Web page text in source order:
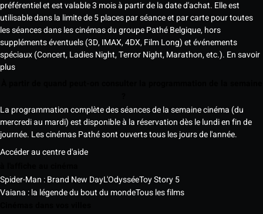
préférentiel et est valable 3 mois à partir de la date d'achat. Elle est
utilisable dans la limite de 5 places par séance et par carte pour toutes
les séances dans les cinémas du groupe Pathé Belgique, hors
suppléments éventuels (3D, IMAX, 4DX, Film Long) et événements
spéciaux (Concert, Ladies Night, Terror Night, Marathon, etc.). En savoir
plus
La programmation complète des séances de la semaine cinéma (du
mercredi au mardi) est disponible à la réservation dès le lundi en fin de
journée. Les cinémas Pathé sont ouverts tous les jours de l'année.
Accéder au centre d'aide
Spider-Man : Brand New DayL'OdysséeToy Story 5
Vaiana : la légende du bout du mondeTous les films